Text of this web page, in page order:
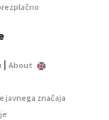
| About
javnega značaja